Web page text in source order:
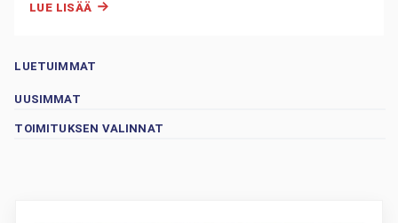
LUE LISÄÄ
LUETUIMMAT
UUSIMMAT
TOIMITUKSEN VALINNAT